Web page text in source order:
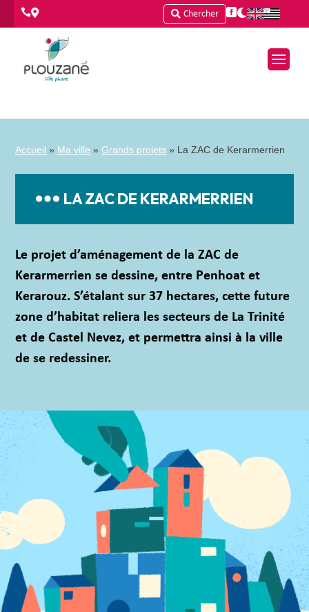
 Chercher  
Accueil » Ma ville » Grands projets » La ZAC de Kerarmerrien
LA ZAC DE KERARMERRIEN
Le projet d’aménagement de la ZAC de
Kerarmerrien se dessine, entre Penhoat et
Kerarouz. S’étalant sur 37 hectares, cette future
zoned’habitat reliera les secteurs de La Trinité
et de Castel Nevez, et permettra ainsi à la ville
de se redessiner.